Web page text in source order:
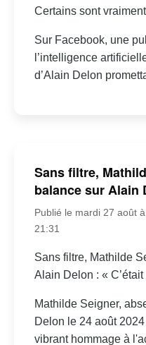
Certains sont
Sur Facebook, une
l’intelligence
d’Alain Delon
Sans filtre,
balance sur Alain
Publié le mardi 27 août à
21:31
Sans filtre, Mathilde
Alain Delon : «
Mathilde Seigner,
Delon le 24 août
vibrant hommage à